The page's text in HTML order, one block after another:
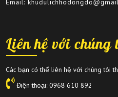
Email:
Liên hệ với chúng
Các bạn có thể liên hệ với chúng tôi
Điện thoại: 0968 610 892